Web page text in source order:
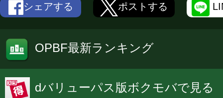
シェアする ポストする
OPBF最新ランキング
dバリューパス版ボクモバで見る